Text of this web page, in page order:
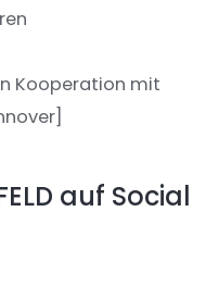
Kooperation mit
auf Social